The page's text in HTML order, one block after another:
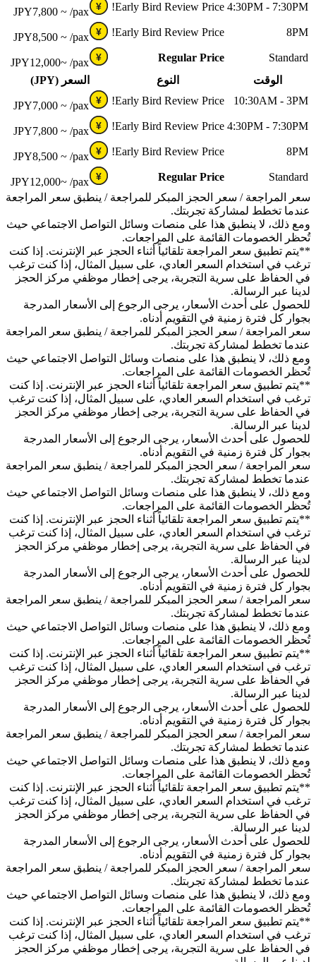
4:30PM - 7:30PM
Early Bird Review Price!
¥
JPY7,800 ~ /pax
8PM
Early Bird Review Price!
¥
JPY8,500 ~ /pax
Standard
Regular Price
¥
JPY12,000~ /pax
الوقت
النوع
السعر (JPY)
10:30AM - 3PM
Early Bird Review Price!
¥
JPY7,000 ~ /pax
4:30PM - 7:30PM
Early Bird Review Price!
¥
JPY7,800 ~ /pax
8PM
Early Bird Review Price!
¥
JPY8,500 ~ /pax
Standard
Regular Price
¥
JPY12,000~ /pax
سعر المراجعة / سعر الحجز المبكر للمراجعة / ينطبق سعر المراجعة
عندما تخطط لمشاركة تجربتك.
ومع ذلك، لا ينطبق هذا على منصات وسائل التواصل الاجتماعي حيث
تُحظر الخصومات القائمة على المراجعات.
**يتم تطبيق سعر المراجعة تلقائياً أثناء الحجز عبر الإنترنت. إذا كنت
ترغب في استخدام السعر العادي، على سبيل المثال، إذا كنت ترغب
في الحفاظ على سرية التجربة، يرجى إخطار موظفي مركز الحجز
لدينا عبر الرسالة.
للحصول على أحدث الأسعار، يرجى الرجوع إلى الأسعار المدرجة
بجوار كل فترة زمنية في التقويم أدناه.
سعر المراجعة / سعر الحجز المبكر للمراجعة / ينطبق سعر المراجعة
عندما تخطط لمشاركة تجربتك.
ومع ذلك، لا ينطبق هذا على منصات وسائل التواصل الاجتماعي حيث
تُحظر الخصومات القائمة على المراجعات.
**يتم تطبيق سعر المراجعة تلقائياً أثناء الحجز عبر الإنترنت. إذا كنت
ترغب في استخدام السعر العادي، على سبيل المثال، إذا كنت ترغب
في الحفاظ على سرية التجربة، يرجى إخطار موظفي مركز الحجز
لدينا عبر الرسالة.
للحصول على أحدث الأسعار، يرجى الرجوع إلى الأسعار المدرجة
بجوار كل فترة زمنية في التقويم أدناه.
سعر المراجعة / سعر الحجز المبكر للمراجعة / ينطبق سعر المراجعة
عندما تخطط لمشاركة تجربتك.
ومع ذلك، لا ينطبق هذا على منصات وسائل التواصل الاجتماعي حيث
تُحظر الخصومات القائمة على المراجعات.
**يتم تطبيق سعر المراجعة تلقائياً أثناء الحجز عبر الإنترنت. إذا كنت
ترغب في استخدام السعر العادي، على سبيل المثال، إذا كنت ترغب
في الحفاظ على سرية التجربة، يرجى إخطار موظفي مركز الحجز
لدينا عبر الرسالة.
للحصول على أحدث الأسعار، يرجى الرجوع إلى الأسعار المدرجة
بجوار كل فترة زمنية في التقويم أدناه.
سعر المراجعة / سعر الحجز المبكر للمراجعة / ينطبق سعر المراجعة
عندما تخطط لمشاركة تجربتك.
ومع ذلك، لا ينطبق هذا على منصات وسائل التواصل الاجتماعي حيث
تُحظر الخصومات القائمة على المراجعات.
**يتم تطبيق سعر المراجعة تلقائياً أثناء الحجز عبر الإنترنت. إذا كنت
ترغب في استخدام السعر العادي، على سبيل المثال، إذا كنت ترغب
في الحفاظ على سرية التجربة، يرجى إخطار موظفي مركز الحجز
لدينا عبر الرسالة.
للحصول على أحدث الأسعار، يرجى الرجوع إلى الأسعار المدرجة
بجوار كل فترة زمنية في التقويم أدناه.
سعر المراجعة / سعر الحجز المبكر للمراجعة / ينطبق سعر المراجعة
عندما تخطط لمشاركة تجربتك.
ومع ذلك، لا ينطبق هذا على منصات وسائل التواصل الاجتماعي حيث
تُحظر الخصومات القائمة على المراجعات.
**يتم تطبيق سعر المراجعة تلقائياً أثناء الحجز عبر الإنترنت. إذا كنت
ترغب في استخدام السعر العادي، على سبيل المثال، إذا كنت ترغب
في الحفاظ على سرية التجربة، يرجى إخطار موظفي مركز الحجز
لدينا عبر الرسالة.
للحصول على أحدث الأسعار، يرجى الرجوع إلى الأسعار المدرجة
بجوار كل فترة زمنية في التقويم أدناه.
سعر المراجعة / سعر الحجز المبكر للمراجعة / ينطبق سعر المراجعة
عندما تخطط لمشاركة تجربتك.
ومع ذلك، لا ينطبق هذا على منصات وسائل التواصل الاجتماعي حيث
تُحظر الخصومات القائمة على المراجعات.
**يتم تطبيق سعر المراجعة تلقائياً أثناء الحجز عبر الإنترنت. إذا كنت
ترغب في استخدام السعر العادي، على سبيل المثال، إذا كنت ترغب
في الحفاظ على سرية التجربة، يرجى إخطار موظفي مركز الحجز